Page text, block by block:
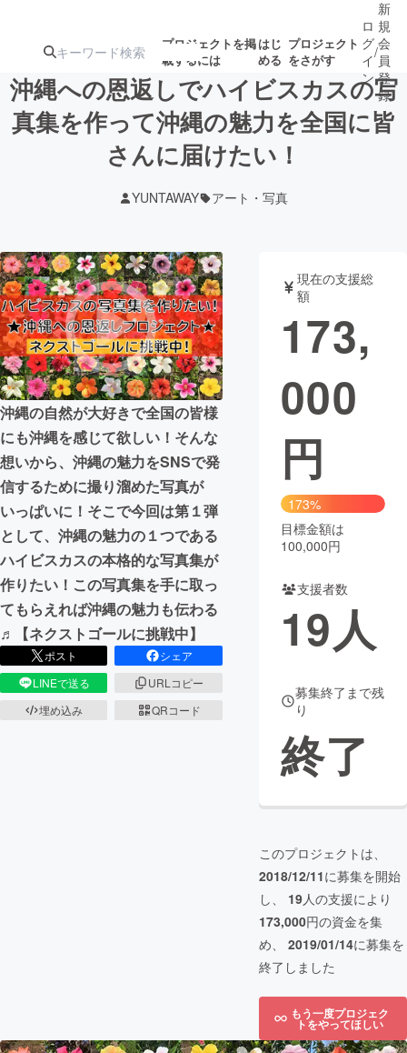
プロジェクトを掲
載するには
はじ
める
プロジェクト
をさがす
注目のリ 注目の新着プロ募集終了が近いプ
テクノロジー・ガジェット
映像・映画 書籍・雑誌
ビジネス・起業 チャレンジ
まちづくり・地域活性化
CAMPFIRE for Social Good
CAMPFIRE Creation
CAMPFIREふるさと納税
コミュニティ
ロ
グ
イ
ン
/
新
規
会
員
登
録
沖縄への恩返しでハイビスカスの写
真集を作って沖縄の魅力を全国に皆
さんに届けたい！
YUNTAWAY アート・写真
沖縄の自然が大好きで全国の皆様
にも沖縄を感じて欲しい！そんな
想いから、沖縄の魅力をSNSで発
信するために撮り溜めた写真が
いっぱいに！そこで今回は第１弾
として、沖縄の魅力の１つである
ハイビスカスの本格的な写真集が
作りたい！この写真集を手に取っ
てもらえれば沖縄の魅力も伝わる
♬【ネクストゴールに挑戦中】
ポスト
シェア
LINEで送る
URLコピー
埋め込み
QRコード
現在の支援総
額
173,
000
円
173%
目標金額は
100,000円
支援者数
19人
募集終了まで残
り
終了
このプロジェクトは、
2018/12/11に募集を開始
し、 19人の支援により
173,000円の資金を集
め、 2019/01/14に募集を
終了しました
もう一度プロジェク
トをやってほしい